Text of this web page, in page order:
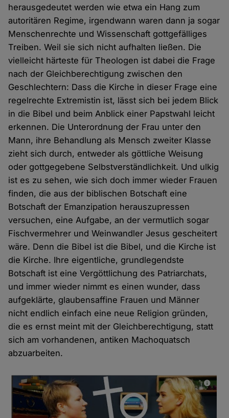
herausgedeutet werden wie etwa ein Hang zum
autoritären Regime, irgendwann waren dann ja sogar
Menschenrechte und Wissenschaft gottgefälliges
Treiben. Weil sie sich nicht aufhalten ließen. Die
vielleicht härteste für Theologen ist dabei die Frage
nach der Gleichberechtigung zwischen den
Geschlechtern: Dass die Kirche in dieser Frage eine
regelrechte Extremistin ist, lässt sich bei jedem Blick
in die Bibel und beim Anblick einer Papstwahl leicht
erkennen. Die Unterordnung der Frau unter den
Mann, ihre Behandlung als Mensch zweiter Klasse
zieht sich durch, entweder als göttliche Weisung
oder gottgegebene Selbstverständlichkeit. Und ulkig
ist es zu sehen, wie sich doch immer wieder Frauen
finden, die aus der biblischen Botschaft eine
Botschaft der Emanzipation herauszupressen
versuchen, eine Aufgabe, an der vermutlich sogar
Fischvermehrer und Weinwandler Jesus gescheitert
wäre. Denn die Bibel ist die Bibel, und die Kirche ist
die Kirche. Ihre eigentliche, grundlegendste
Botschaft ist eine Vergöttlichung des Patriarchats,
und immer wieder nimmt es einen wunder, dass
aufgeklärte, glaubensaffine Frauen und Männer
nicht endlich einfach eine neue Religion gründen,
die es ernst meint mit der Gleichberechtigung, statt
sich am vorhandenen, antiken Machoquatsch
abzuarbeiten.